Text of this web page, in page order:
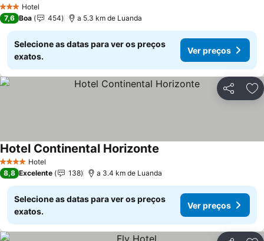
3 EstrelasHotel
7,6 Boa 454 a 5.3 km de Luanda
Selecione as datas para ver os preços
exatos.
Ver preços
Partilhar
4 EstrelasHotel
Hotel Continental Horizonte
8,8 Excelente 138 a 3.4 km de Luanda
Selecione as datas para ver os preços
exatos.
Ver preços